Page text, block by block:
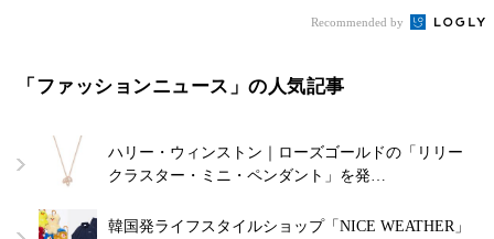
Recommended by
「ファッションニュース」の人気記事
ハリー・ウィンストン｜ローズゴールドの「リリー
クラスター・ミニ・ペンダント」を発…
韓国発ライフスタイルショップ「NICE WEATHER」